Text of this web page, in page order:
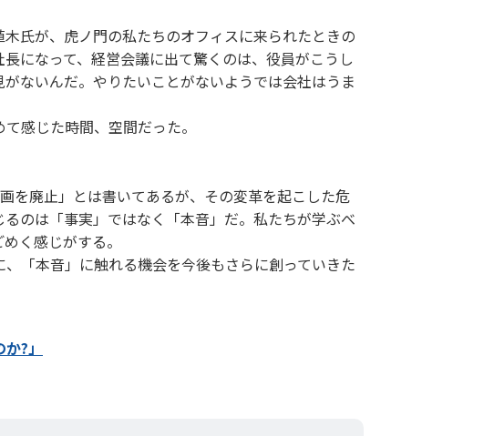
氏が、虎ノ門の私たちのオフィスに来られたときの
になって、経営会議に出て驚くのは、役員がこうし
ないんだ。やりたいことがないようでは会社はうま
感じた時間、空間だった。
を廃止」とは書いてあるが、その変革を起こした危
のは「事実」ではなく「本音」だ。私たちが学ぶべ
く感じがする。
「本音」に触れる機会を今後もさらに創っていきた
?」